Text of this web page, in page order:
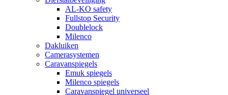
AL-KO safety
Fullstop Security
Doublelock
Milenco
Dakluiken
Camerasystemen
Caravanspiegels
Emuk spiegels
Milenco spiegels
Caravanspiegel universeel